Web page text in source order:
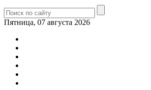
Пятница, 07 августа 2026